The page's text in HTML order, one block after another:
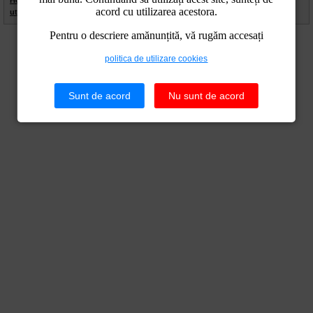
acord cu utilizarea acestora.
Pentru o descriere amănunțită, vă rugăm accesați
politica de utilizare cookies
Sunt de acord Nu sunt de acord
utilizare cookies
Politica de confidentialitate